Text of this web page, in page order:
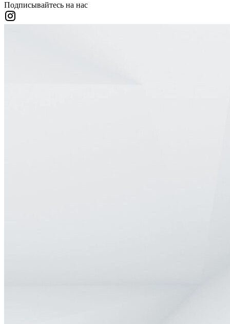
Подписывайтесь на нас